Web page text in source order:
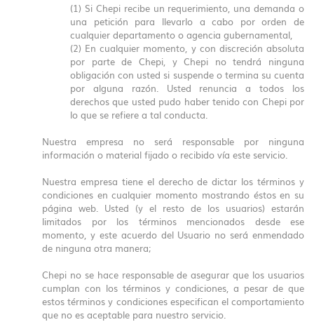
(1) Si Chepi recibe un requerimiento, una demanda o
una petición para llevarlo a cabo por orden de
cualquier departamento o agencia gubernamental,
(2) En cualquier momento, y con discreción absoluta
por parte de Chepi, y Chepi no tendrá ninguna
obligación con usted si suspende o termina su cuenta
por alguna razón. Usted renuncia a todos los
derechos que usted pudo haber tenido con Chepi por
lo que se refiere a tal conducta.
Nuestra empresa no será responsable por ninguna
información o material fijado o recibido vía este servicio.
Nuestra empresa tiene el derecho de dictar los términos y
condiciones en cualquier momento mostrando éstos en su
página web. Usted (y el resto de los usuarios) estarán
limitados por los términos mencionados desde ese
momento, y este acuerdo del Usuario no será enmendado
de ninguna otra manera;
Chepi no se hace responsable de asegurar que los usuarios
cumplan con los términos y condiciones, a pesar de que
estos términos y condiciones especifican el comportamiento
que no es aceptable para nuestro servicio.